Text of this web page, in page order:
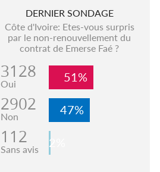
DERNIER SONDAGE
Côte d'Ivoire: Etes-vous surpris
par le non-renouvellement du
contrat de Emerse Faé ?
3128
Oui 51%
2902
Non 47%
112
Sans avis 2%